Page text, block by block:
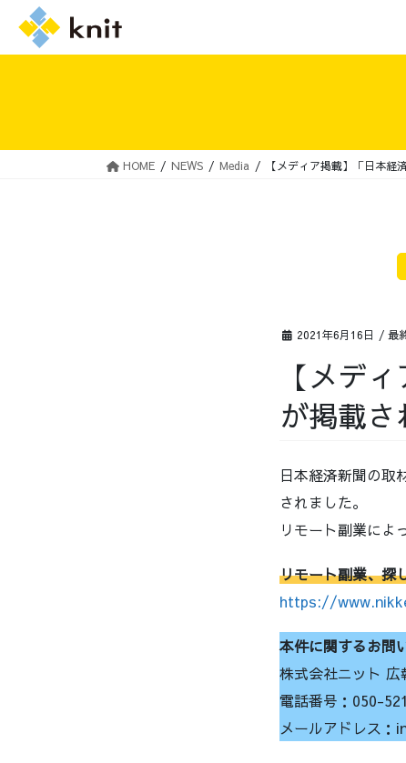
HOME NEWS Media 【メディア掲載】「日本経
2021年6月16日 / 最
【メデ
が掲載さ
日本経済新聞の取
されました。
リモート副業によ
リモート副業、
https://
本件に関するお問
株式会社ニット
電話番号：050-
メールアドレス